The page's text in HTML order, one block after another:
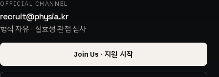
OFFICIAL CHANNEL
recruit@physia.kr
형식 자유 · 실효성 관점 심사
Join Us · 지원 시작